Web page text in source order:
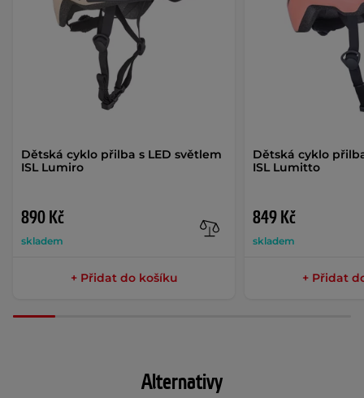
Dětská cyklo přilba s LED světlem
ISL Lumiro
890 Kč
skladem
+ Přidat do košíku
Dětská cyklo
ISL Lumitto
849 Kč
skladem
+ Přidat
Alternativy